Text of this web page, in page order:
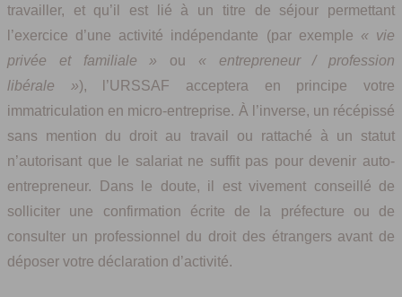
travailler, et qu’il est lié à un titre de séjour permettant
l’exercice d’une activité indépendante (par exemple « vie
privée et familiale » ou « entrepreneur / profession
libérale »), l’URSSAF acceptera en principe votre
immatriculation en micro-entreprise. À l’inverse, un récépissé
sans mention du droit au travail ou rattaché à un statut
n’autorisant que le salariat ne suffit pas pour devenir auto-
entrepreneur. Dans le doute, il est vivement conseillé de
solliciter une confirmation écrite de la préfecture ou de
consulter un professionnel du droit des étrangers avant de
déposer votre déclaration d’activité.